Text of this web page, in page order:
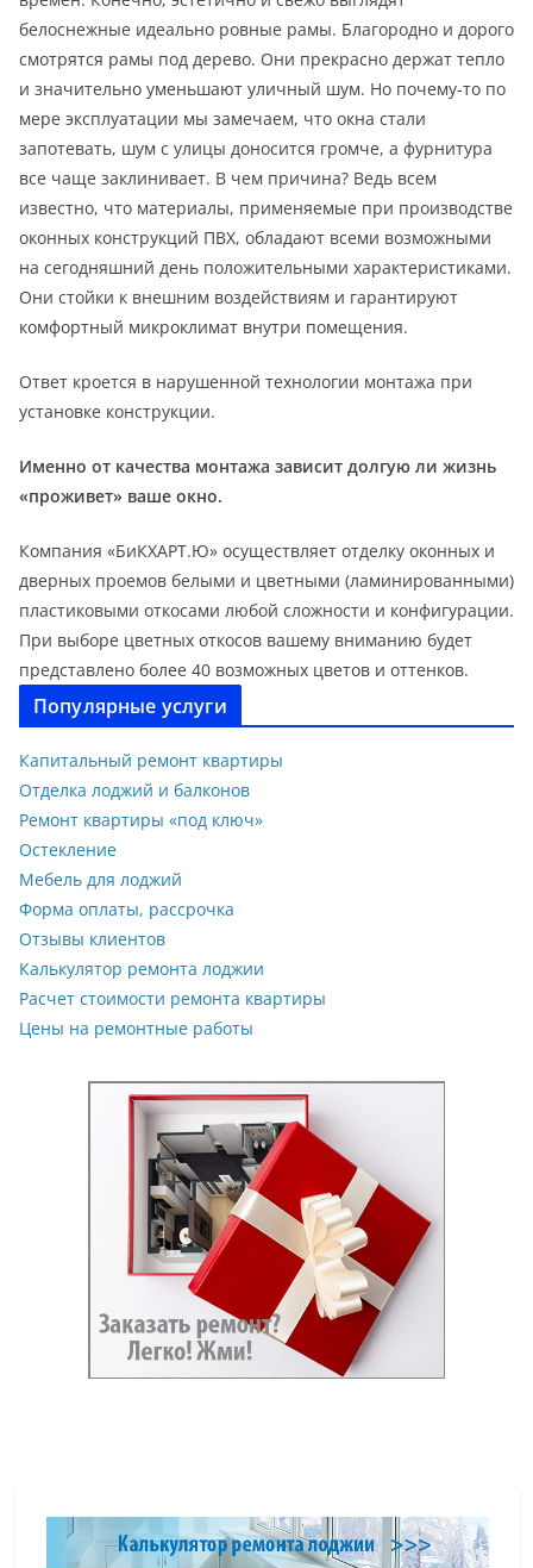
белоснежные идеально ровные рамы. Благородно и дорого
смотрятся рамы под дерево. Они прекрасно держат тепло
и значительно уменьшают уличный шум. Но почему-то по
мере эксплуатации мы замечаем, что окна стали
запотевать, шум с улицы доносится громче, а фурнитура
все чаще заклинивает. В чем причина? Ведь всем
известно, что материалы, применяемые при производстве
оконных конструкций ПВХ, обладают всеми возможными
на сегодняшний день положительными характеристиками.
Они стойки к внешним воздействиям и гарантируют
комфортный микроклимат внутри помещения.
Ответ кроется в нарушенной технологии монтажа при
установке конструкции.
Именно от качества монтажа зависит долгую ли жизнь
«проживет» ваше окно.
Компания «БиКХАРТ.Ю» осуществляет отделку оконных и
дверных проемов белыми и цветными (ламинированными)
пластиковыми откосами любой сложности и конфигурации.
При выборе цветных откосов вашему вниманию будет
представлено более 40 возможных цветов и оттенков.
Популярные услуги
Капитальный ремонт квартиры
Отделка лоджий и балконов
Ремонт квартиры «под ключ»
Остекление
Мебель для лоджий
Форма оплаты, рассрочка
Отзывы клиентов
Калькулятор ремонта лоджии
Расчет стоимости ремонта квартиры
Цены на ремонтные работы